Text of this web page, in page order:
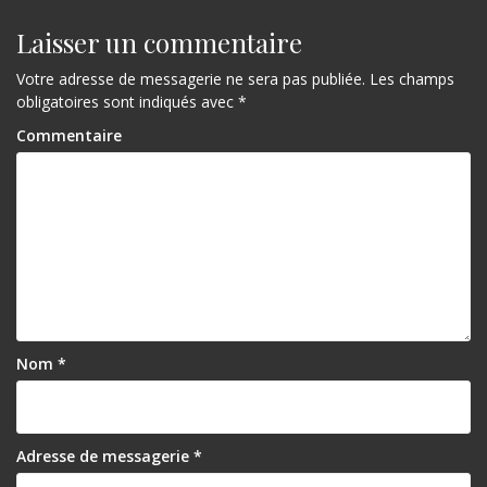
g
a
t
i
l
’
r
t
Laisser un commentaire
Votre adresse de messagerie ne sera pas publiée. Les champs
obligatoires sont indiqués avec *
Commentaire
Nom *
Adresse de messagerie *